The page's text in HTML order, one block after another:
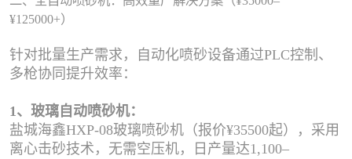
¥125000+）
针对批量生产需求，自动化喷砂设备通过PLC控制、
多枪协同提升效率：
1、玻璃自动喷砂机：
盐城海鑫HXP-08玻璃喷砂机（报价¥35500起），采用
离心击砂技术，无需空压机，日产量达1,100–